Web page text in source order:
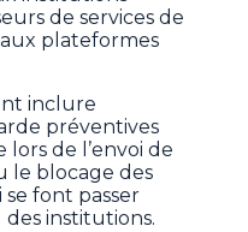
de services de
plateformes
inclure
préventives
lors de l’envoi de
le blocage des
font passer
institutions.